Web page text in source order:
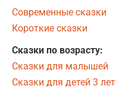
Современные сказки
Короткие сказки
Сказки по возрасту:
Сказки для малышей
Сказки для детей 3 лет